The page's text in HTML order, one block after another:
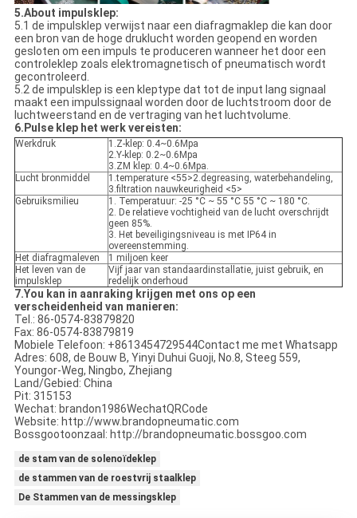
5.About impulsklep:
5.1 de impulsklep verwijst naar een diafragmaklep die kan door
een bron van de hoge druklucht worden geopend en worden
gesloten om een impuls te produceren wanneer het door een
controleklep zoals elektromagnetisch of pneumatisch wordt
gecontroleerd.
5.2 de impulsklep is een kleptype dat tot de input lang signaal
maakt een impulssignaal worden door de luchtstroom door de
luchtweerstand en de vertraging van het luchtvolume.
6.Pulse klep het werk vereisten:
Werkdruk
1.Z-klep: 0.4~0.6Mpa
2.Y-klep: 0.2~0.6Mpa
3.ZM klep: 0.4~0.6Mpa.
Lucht bronmiddel
1.temperature <55>2.degreasing, waterbehandeling,
3.filtration nauwkeurigheid <5>
Gebruiksmilieu
1. Temperatuur: -25 °C ~ 55 °C 55 °C ~ 180 °C.
2. De relatieve vochtigheid van de lucht overschrijdt
geen 85%.
3. Het beveiligingsniveau is met IP64 in
overeenstemming.
Het diafragmaleven
1 miljoen keer
Het leven van de
impulsklep
Vijf jaar van standaardinstallatie, juist gebruik, en
redelijk onderhoud
7.You kan in aanraking krijgen met ons op een
verscheidenheid van manieren:
Tel.: 86-0574-83879820
Fax: 86-0574-83879819
Mobiele Telefoon: +8613454729544Contact me met Whatsapp
Adres: 608, de Bouw B, Yinyi Duhui Guoji, No.8, Steeg 559,
Youngor-Weg, Ningbo, Zhejiang
Land/Gebied: China
Pit: 315153
Wechat: brandon1986WechatQRCode
Website: http://www.brandopneumatic.com
Bossgootoonzaal: http://brandopneumatic.bossgoo.com
de stam van de solenoïdeklep
de stammen van de roestvrij staalklep
De Stammen van de messingsklep